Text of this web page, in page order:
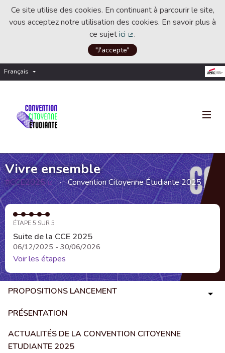
Ce site utilise des cookies. En continuant à parcourir le site,
vous acceptez notre utilisation des cookies. En savoir plus à
ce sujetici
(Lien externe)
.
"J'accepte"
Français Choisir la langue
Vivre ensemble
#CCE2025
(Lien externe)
Convention Citoyenne Étudiante 2025
ÉTAPE 5 SUR 5
Suite de la CCE 2025
06/12/2025 - 30/06/2026
Voir les étapes
PROPOSITIONS LANCEMENT
PRÉSENTATION
ACTUALITÉS DE LA CONVENTION CITOYENNE
ETUDIANTE 2025